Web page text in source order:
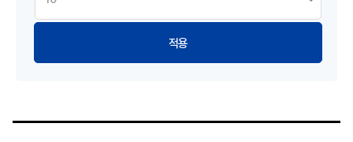
적용